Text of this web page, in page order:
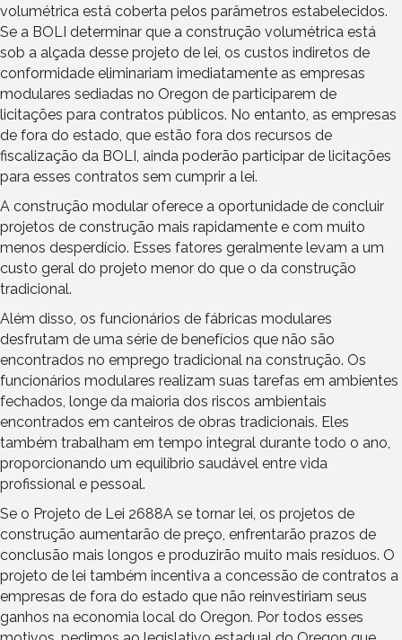
volumétrica está coberta pelos parâmetros estabelecidos.
Se a BOLI determinar que a construção volumétrica está
sob a alçada desse projeto de lei, os custos indiretos de
conformidade eliminariam imediatamente as empresas
modulares sediadas no Oregon de participarem de
licitações para contratos públicos. No entanto, as empresas
de fora do estado, que estão fora dos recursos de
fiscalização da BOLI, ainda poderão participar de licitações
para esses contratos sem cumprir a lei.
A construção modular oferece a oportunidade de concluir
projetos de construção mais rapidamente e com muito
menos desperdício. Esses fatores geralmente levam a um
custo geral do projeto menor do que o da construção
tradicional.
Além disso, os funcionários de fábricas modulares
desfrutam de uma série de benefícios que não são
encontrados no emprego tradicional na construção. Os
funcionários modulares realizam suas tarefas em ambientes
fechados, longe da maioria dos riscos ambientais
encontrados em canteiros de obras tradicionais. Eles
também trabalham em tempo integral durante todo o ano,
proporcionando um equilíbrio saudável entre vida
profissional e pessoal.
Se o Projeto de Lei 2688A se tornar lei, os projetos de
construção aumentarão de preço, enfrentarão prazos de
conclusão mais longos e produzirão muito mais resíduos. O
projeto de lei também incentiva a concessão de contratos a
empresas de fora do estado que não reinvestiriam seus
ganhos na economia local do Oregon. Por todos esses